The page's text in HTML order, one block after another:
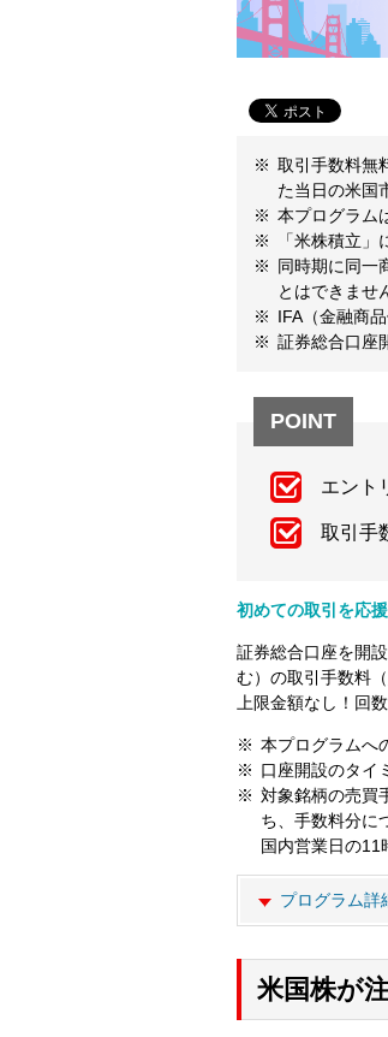
取引手数料無
た当日の米国
本プログラム
「米株積立」
同時期に同一
とはできませ
IFA（金融商
証券総合口座
POINT
エント
取引手
初めての取引を応
証券総合口座を開
む）の取引手数料
上限金額なし！回
本プログラムへ
口座開設のタイ
対象銘柄の売買
ち、手数料分に
国内営業日の11
プログラム詳
米国株が